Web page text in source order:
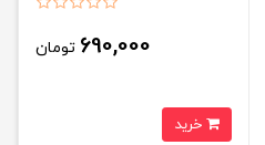
690,000 تومان